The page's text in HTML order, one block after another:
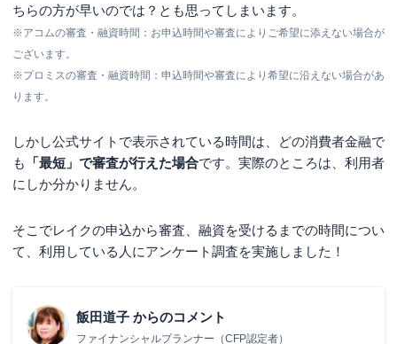
ちらの方が早いのでは？とも思ってしまいます。
※アコムの審査・融資時間：お申込時間や審査によりご希望に添えない場合が
ございます。
※プロミスの審査・融資時間：申込時間や審査により希望に沿えない場合があ
ります。
しかし公式サイトで表示されている時間は、どの消費者金融で
も
「最短」で審査が行えた場合です。実際のところは、利用者
にしか分かりません。
そこでレイクの申込から審査、融資を受けるまでの時間につい
て、利用している人にアンケート調査を実施しました！
飯田道子 からのコメント
ファイナンシャルプランナー（CFP認定者）